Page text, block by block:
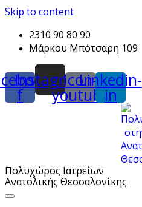
Skip to content
2310 90 80 90
Μάρκου Μπότσαρη 109
f
Instagram
Icon-
youtube
Linkedin-
in
Πολυχώρος Ιατρείων
Ανατολικής Θεσσαλονίκης